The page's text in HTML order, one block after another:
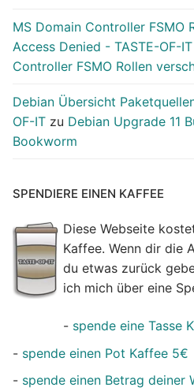
MS Domain Controller FSMO
Access Denied - TASTE-OF-IT
Controller FSMO Rollen
Debian Übersicht
OF-IT zu Debian Upgrade 11
Bookworm
SPENDIERE EINEN KAFFEE
Diese Webseite
Kaffee. Wenn dir die
du etwas zurück
ich mich über eine
- spende eine Tasse
- spende einen Pot Kaffee 5€
- spende einen Betrag deiner